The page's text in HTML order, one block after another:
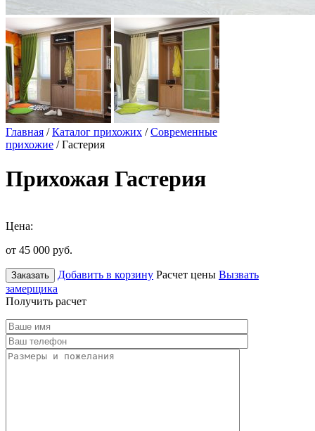
Главная /Каталог прихожих /Современные
прихожие / Гастерия
Прихожая Гастерия
Цена:
от 45 000 руб.
Заказать Добавить в корзину Расчет цены Вызвать
замерщика
Получить расчет